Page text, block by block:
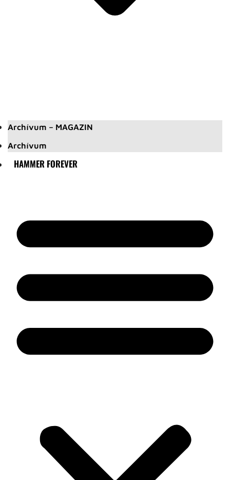
Archívum – MAGAZIN
Archívum
HAMMER FOREVER